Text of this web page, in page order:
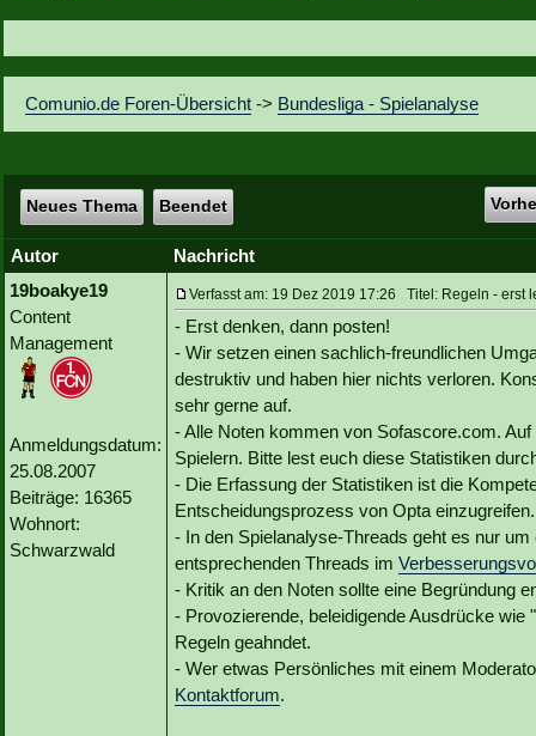
Vereinsdiskussion
Vereinsfragen
Comunio.de Foren-Übersicht -> Bundesliga - Spielanalyse
Neues Thema Beendet
Autor
Nachricht
19boakye19
Content
Management
Anmeldungsdatum:
25.08.2007
Beiträge: 16365
Wohnort:
Schwarzwald
Verfasst am: 19 Dez 2019 17:26 Titel: Regeln - erst
- Erst denken, dann posten!
- Wir setzen einen sachlich-freundlichen
destruktiv und haben hier nichts verloren.
sehr gerne auf.
- Alle Noten kommen von Sofascore.com.
Spielern. Bitte lest euch diese Statistiken
- Die Erfassung der Statistiken ist die
Entscheidungsprozess von Opta einzugreifen.
- In den Spielanalyse-Threads geht es nur
entsprechenden Threads im
- Kritik an den Noten sollte eine Begründung
- Provozierende, beleidigende Ausdrücke
Regeln geahndet.
- Wer etwas Persönliches mit einem
Kontaktforum.